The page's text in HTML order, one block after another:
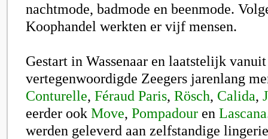
nachtmode, badmode en beenmode.
Koophandel werkten er vijf mensen.
Gestart in Wassenaar en laatstelijk
vertegenwoordigde Zeegers jarenlang
Conturelle, Féraud Paris, Rösch, Calida,
eerder ook Move, Pompadour en Lascana
werden geleverd aan zelfstandige